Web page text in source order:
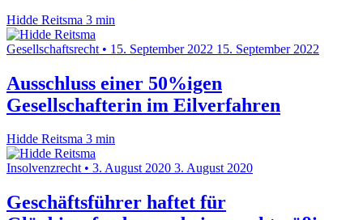
Hidde Reitsma 3 min
Gesellschaftsrecht • 15. September 2022 15. September 2022
Ausschluss einer 50%igen
Gesellschafterin im Eilverfahren
Hidde Reitsma 3 min
Insolvenzrecht • 3. August 2020 3. August 2020
Geschäftsführer haftet für